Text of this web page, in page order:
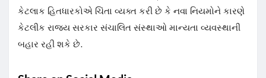
કેટલાક હિતધારકોએ ચિંતા વ્યક્ત કરી છે કે નવા નિયમોને કારણે
કેટલીક રાજ્ય સરકાર સંચાલિત સંસ્થાઓ માન્યતા વ્યવસ્થાની
બહાર રહી શકે છે.